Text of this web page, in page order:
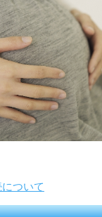
ついて